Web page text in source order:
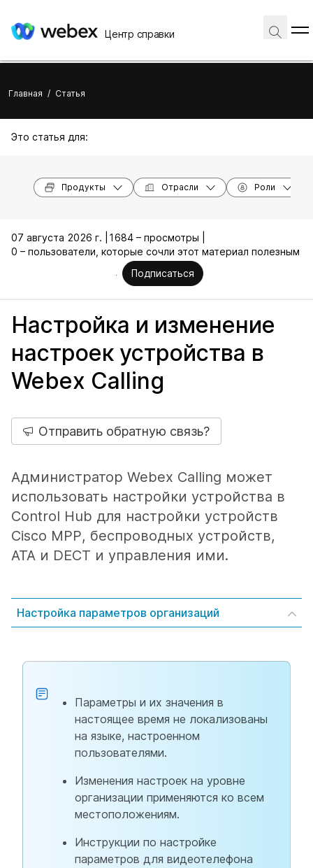
Центр справки
Главная / Статья
Это статья для:
Продукты Отрасли Роли
07 августа 2026 г. |
1684 – просмотры |
0 – пользователи, которые сочли этот материал полезным
Подписаться
Настройка и изменение
настроек устройства в
Webex Calling
Отправить обратную связь?
Администратор Webex Calling может
использовать настройки устройства в
Control Hub для настройки устройств
Cisco MPP, беспроводных устройств,
ATA и DECT и управления ими.
Настройка параметров организаций
Параметры и их значения в
настоящее время не локализованы
на языке, настроенном
пользователями.
Изменения настроек на уровне
организации применяются ко всем
местоположениям.
Инструкции по настройке
параметров для видеотелефона